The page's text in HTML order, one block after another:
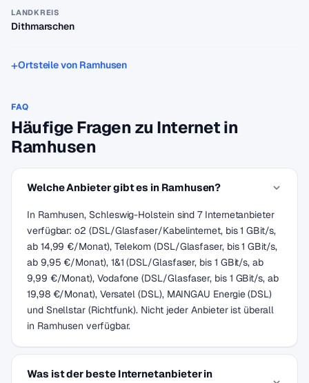
LANDKREIS
Dithmarschen
Ortsteile von Ramhusen
FAQ
Häufige Fragen zu Internet in
Ramhusen
Welche Anbieter gibt es in Ramhusen?
In Ramhusen, Schleswig-Holstein sind 7 Internetanbieter
verfügbar: o2 (DSL/Glasfaser/Kabelinternet, bis 1 GBit/s,
ab 14,99 €/Monat), Telekom (DSL/Glasfaser, bis 1 GBit/s,
ab 9,95 €/Monat), 1&1 (DSL/Glasfaser, bis 1 GBit/s, ab
9,99 €/Monat), Vodafone (DSL/Glasfaser, bis 1 GBit/s, ab
19,98 €/Monat), Versatel (DSL), MAINGAU Energie (DSL)
und Snellstar (Richtfunk). Nicht jeder Anbieter ist überall
in Ramhusen verfügbar.
Was ist der beste Internetanbieter in